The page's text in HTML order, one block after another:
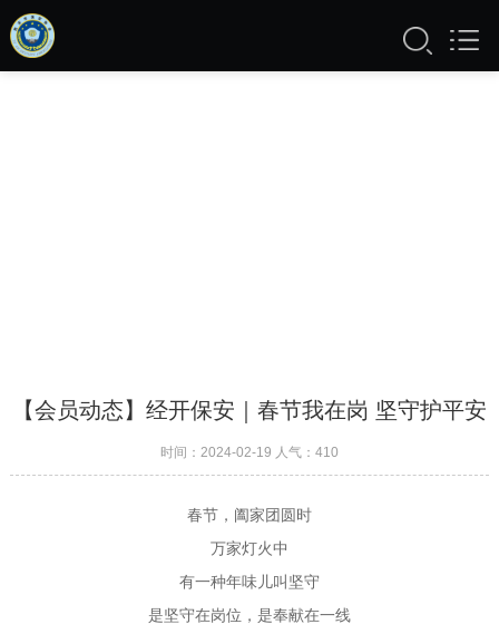
【会员动态】经开保安｜春节我在岗 坚守护平安
时间：2024-02-19 人气： 410
春节，阖家团圆时
万家灯火中
有一种年味儿叫坚守
是坚守在岗位，是奉献在一线